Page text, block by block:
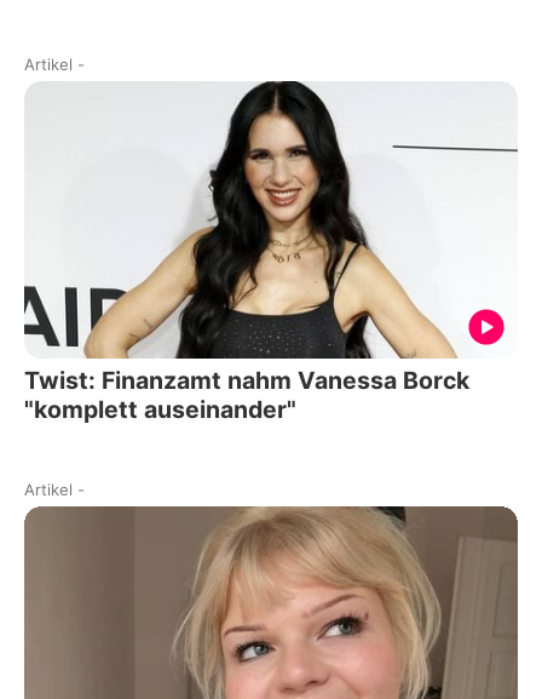
Artikel -
Twist: Finanzamt nahm Vanessa Borck
"komplett auseinander"
Artikel -